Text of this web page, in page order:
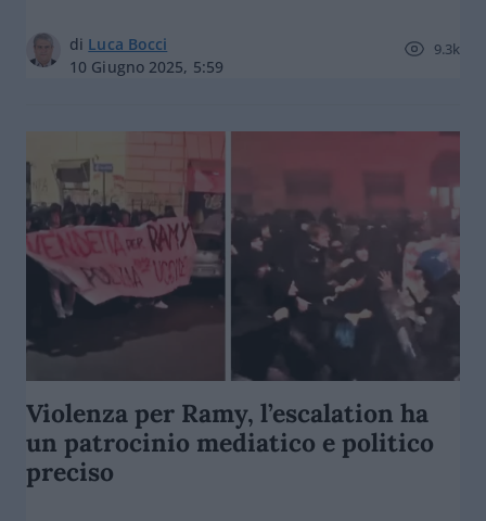
di Luca Bocci
10 Giugno 2025, 5:59
9.3k
Violenza per Ramy, l’escalation ha
un patrocinio mediatico e politico
preciso